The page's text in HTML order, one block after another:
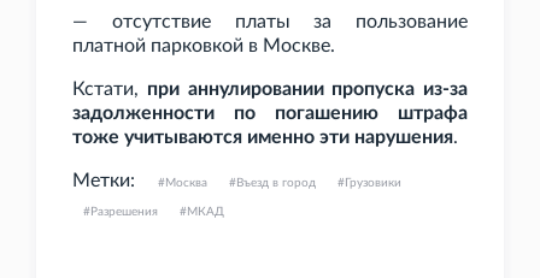
— отсутствие платы за пользование
платной парковкой в Москве.
Кстати, при аннулировании пропуска из-за
задолженности по погашению штрафа
тоже учитываются именно эти нарушения.
Метки: Москва Въезд в город Грузовики
Разрешения МКАД